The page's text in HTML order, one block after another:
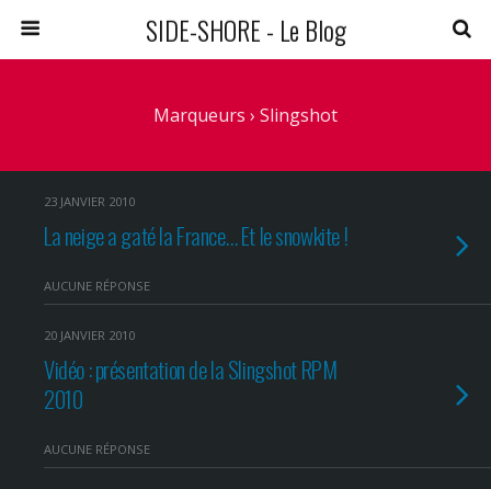
SIDE-SHORE - Le Blog
Marqueurs › Slingshot
23 JANVIER 2010
La neige a gaté la France… Et le snowkite !
AUCUNE RÉPONSE
20 JANVIER 2010
Vidéo : présentation de la Slingshot RPM
2010
AUCUNE RÉPONSE